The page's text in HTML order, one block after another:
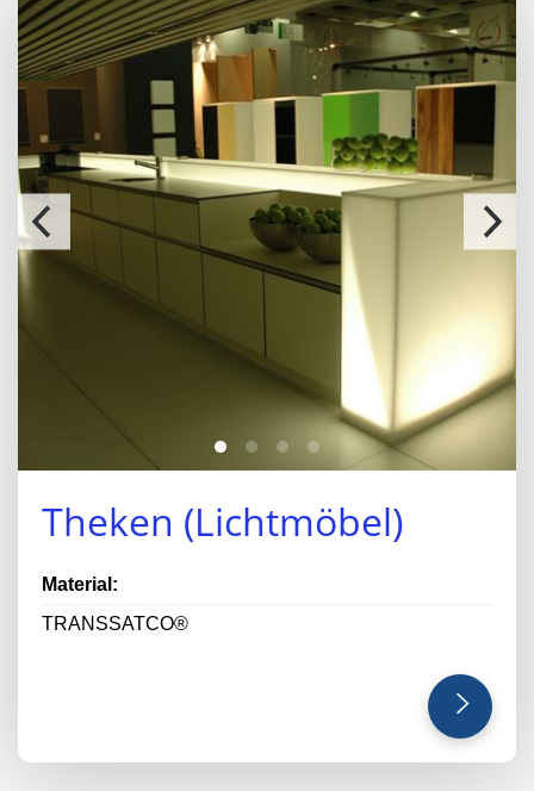
Theken (Lichtmöbel)
Material:
TRANSSATCO®